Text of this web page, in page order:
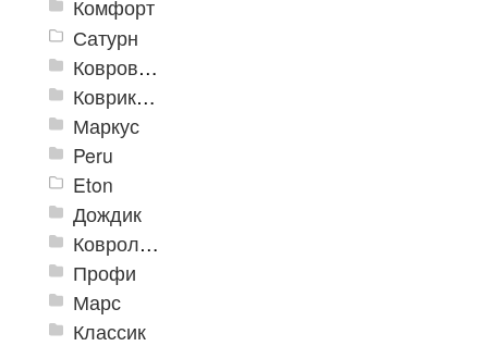
Комфорт
Сатурн
Ковровое покрытие "Цикада"
Коврики «Heavy» на резиновой подложке
Маркус
Peru
Eton
Дождик
Ковролиновые дорожки «Rekord»
Профи
Марс
Классик